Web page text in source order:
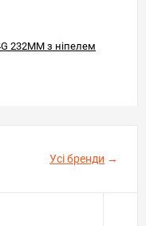
232MM з ніпелем
Усі бренди →